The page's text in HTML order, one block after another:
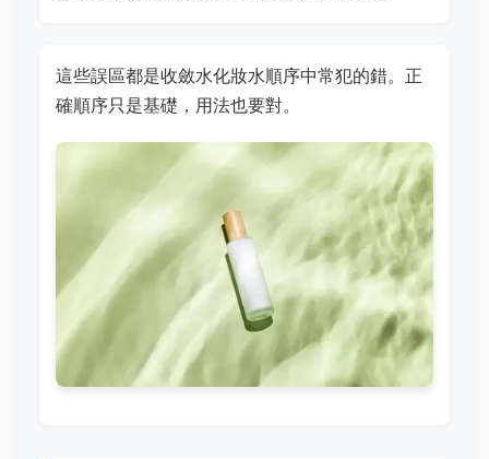
這些誤區都是收斂水化妝水順序中常犯的錯。正
確順序只是基礎，用法也要對。